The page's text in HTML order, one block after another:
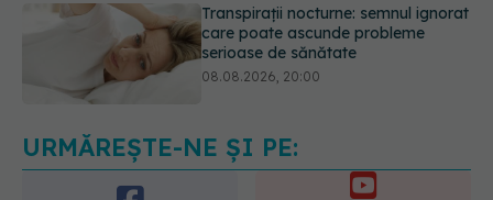
Cum folosești uleiul esențial de
rozmarin pentru a opri căderea
părului
URMĂREȘTE-NE ȘI PE: